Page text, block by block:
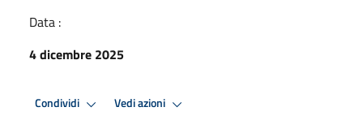
Data :
4 dicembre 2025
Condividi Vedi azioni